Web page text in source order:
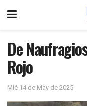
De
Rojo
Mié 14 de May de 2025